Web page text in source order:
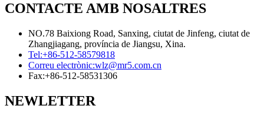
CONTACTE AMB NOSALTRES
NO.78 Baixiong Road, Sanxing, ciutat de Jinfeng, ciutat de
Zhangjiagang, província de Jiangsu, Xina.
Tel:+86-512-58579818
Correu electrònic:wlz@mr5.com.cn
Fax:+86-512-58531306
NEWLETTER